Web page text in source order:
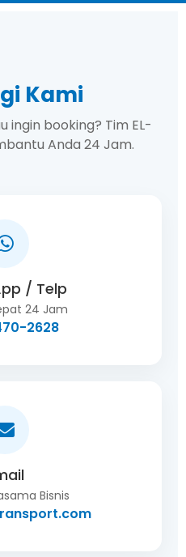
Kami
ingin booking? Tim EL-
Anda 24 Jam.
/ Telp
24 Jam
2628
Bisnis